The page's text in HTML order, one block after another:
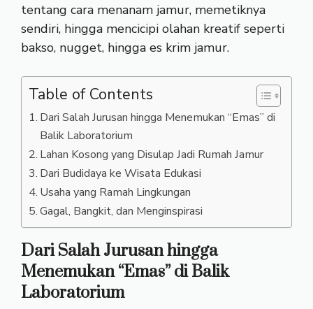
tentang cara menanam jamur, memetiknya
sendiri, hingga mencicipi olahan kreatif seperti
bakso, nugget, hingga es krim jamur.
Table of Contents
Dari Salah Jurusan hingga Menemukan “Emas” di
Balik Laboratorium
Lahan Kosong yang Disulap Jadi Rumah Jamur
Dari Budidaya ke Wisata Edukasi
Usaha yang Ramah Lingkungan
Gagal, Bangkit, dan Menginspirasi
Dari Salah Jurusan hingga
Menemukan “Emas” di Balik
Laboratorium